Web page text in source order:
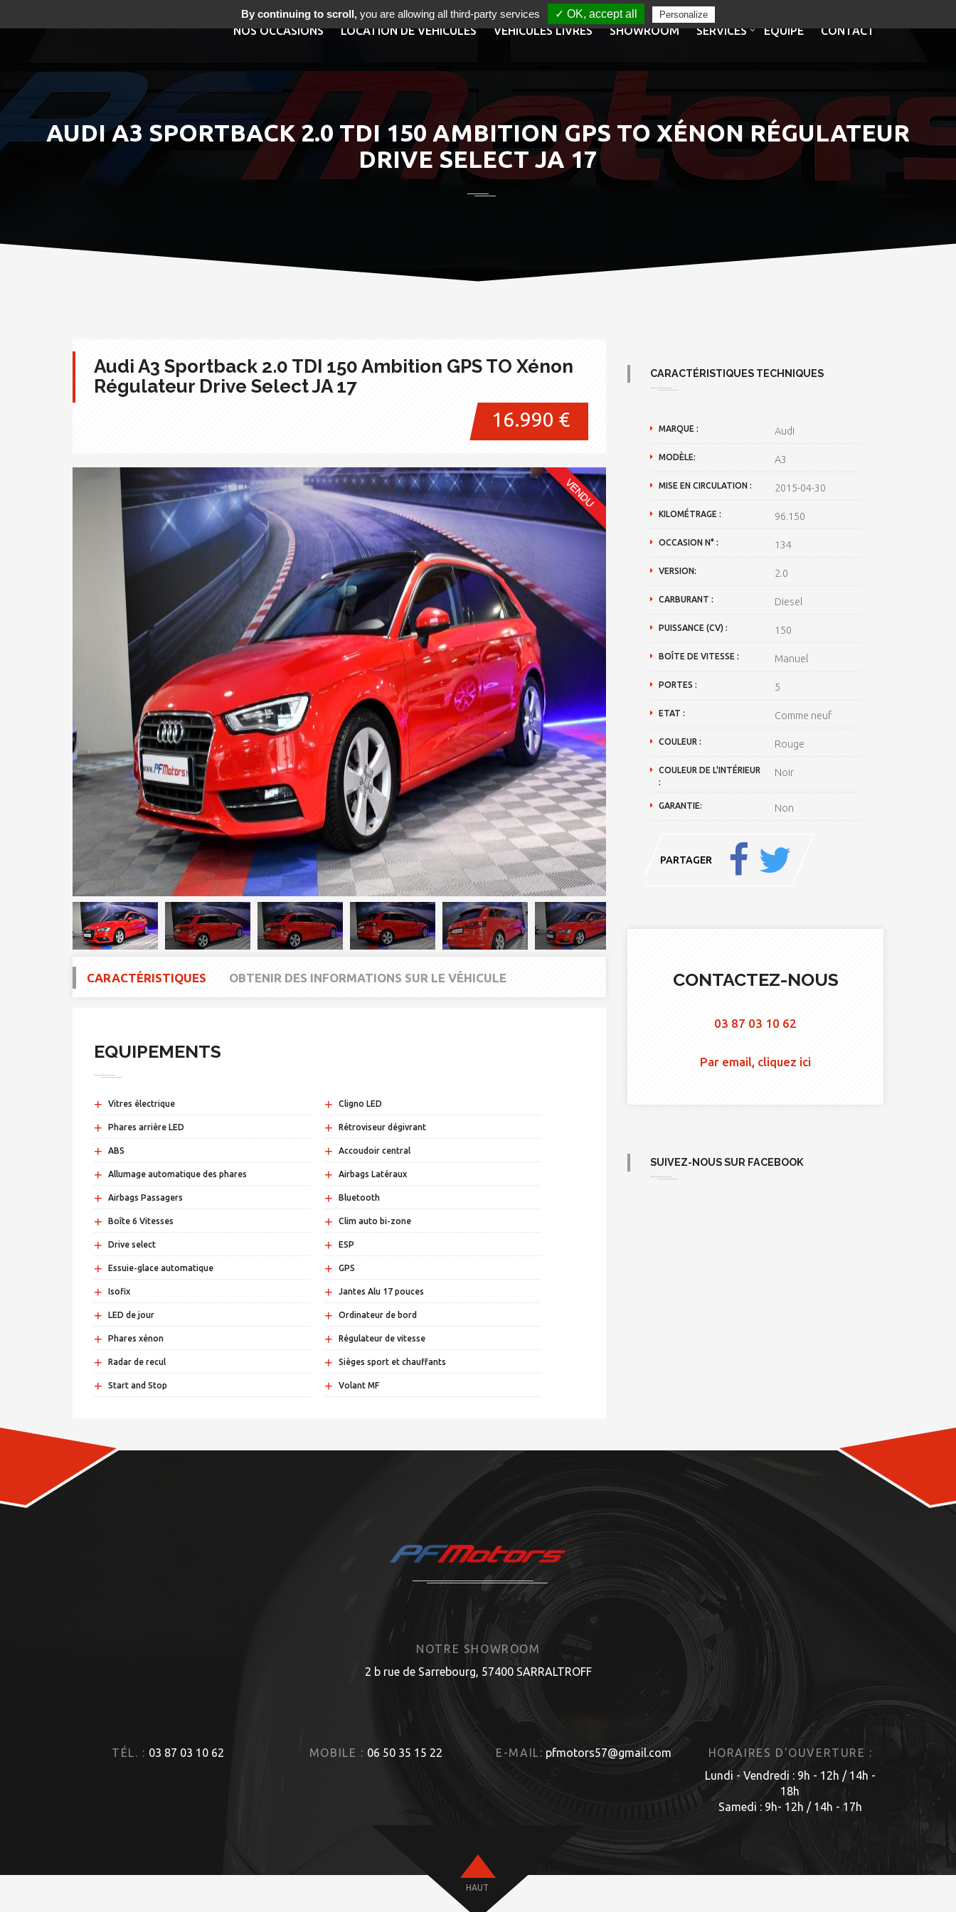
NOS OCCASIONS LOCATION DE VÉHICULES VÉHICULES LIVRÉS SHOWROOM SERVICES EQUIPE CONTACT
AUDI A3 SPORTBACK 2.0 TDI 150 AMBITION GPS TO XÉNON RÉGULATEUR
DRIVE SELECT JA 17
Audi A3 Sportback 2.0 TDI 150 Ambition GPS TO Xénon
Régulateur Drive Select JA 17
16.990 €
CARACTÉRISTIQUES OBTENIR DES INFORMATIONS SUR LE VÉHICULE
EQUIPEMENTS
+ Vitres électrique + Cligno LED
+ Phares arrière LED + Rétroviseur dégivrant
+ ABS + Accoudoir central
+ Allumage automatique des phares + Airbags Latéraux
+ Airbags Passagers + Bluetooth
+ Boîte 6 Vitesses + Clim auto bi-zone
+ Drive select + ESP
+ Essuie-glace automatique + GPS
+ Isofix + Jantes Alu 17 pouces
+ LED de jour + Ordinateur de bord
+ Phares xénon + Régulateur de vitesse
+ Radar de recul + Sièges sport et chauffants
+ Start and Stop + Volant MF
CARACTÉRISTIQUES TECHNIQUES
MARQUE : Audi
MODÈLE: A3
MISE EN CIRCULATION : 2015-04-30
KILOMÉTRAGE : 96.150
OCCASION N° : 134
VERSION: 2.0
CARBURANT : Diesel
PUISSANCE (CV) : 150
BOÎTE DE VITESSE : Manuel
PORTES : 5
ETAT : Comme neuf
COULEUR : Rouge
COULEUR DE L'INTÉRIEUR
:
Noir
GARANTIE: Non
PARTAGER
CONTACTEZ-NOUS
03 87 03 10 62
Par email, cliquez ici
SUIVEZ-NOUS SUR FACEBOOK
NOTRE SHOWROOM
2 b rue de Sarrebourg, 57400 SARRALTROFF
TÉL. : 03 87 03 10 62 MOBILE : 06 50 35 15 22 E-MAIL: pfmotors57@gmail.com
HORAIRES D'OUVERTURE :
Lundi - Vendredi : 9h - 12h / 14h -
18h
Samedi : 9h- 12h / 14h - 17h
HAUT
By continuing to scroll,you are allowing all third-party services ✓ OK, accept all Personalize